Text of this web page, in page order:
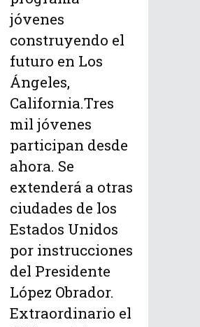
jóvenes
construyendo el
futuro en Los
Ángeles,
California.Tres
mil jóvenes
participan desde
ahora. Se
extenderá a otras
ciudades de los
Estados Unidos
por instrucciones
del Presidente
López Obrador.
Extraordinario el